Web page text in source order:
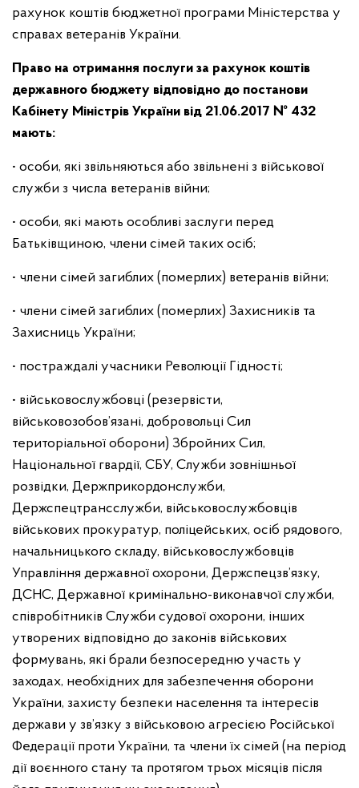
рахунок коштів бюджетної програми Міністерства у
справах ветеранів України.
Право на отримання послуги за рахунок коштів
державного бюджету відповідно до постанови
Кабінету Міністрів України від 21.06.2017 № 432
мають:
• особи, які звільняються або звільнені з військової
служби з числа ветеранів війни;
• особи, які мають особливі заслуги перед
Батьківщиною, члени сімей таких осіб;
• члени сімей загиблих (померлих) ветеранів війни;
• члени сімей загиблих (померлих) Захисників та
Захисниць України;
• постраждалі учасники Революції Гідності;
• військовослужбовці (резервісти,
військовозобов’язані, добровольці Сил
територіальної оборони) Збройних Сил,
Національної гвардії, СБУ, Служби зовнішньої
розвідки, Держприкордонслужби,
Держспецтрансслужби, військовослужбовців
військових прокуратур, поліцейських, осіб рядового,
начальницького складу, військовослужбовців
Управління державної охорони, Держспецзв’язку,
ДСНС, Державної кримінально-виконавчої служби,
співробітників Служби судової охорони, інших
утворених відповідно до законів військових
формувань, які брали безпосередню участь у
заходах, необхідних для забезпечення оборони
України, захисту безпеки населення та інтересів
держави у зв’язку з військовою агресією Російської
Федерації проти України, та члени їх сімей (на період
дії воєнного стану та протягом трьох місяців після